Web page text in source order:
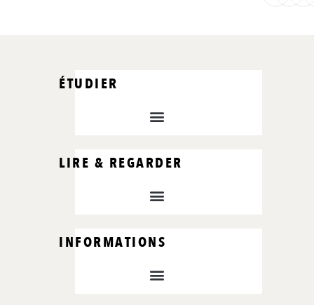
ÉTUDIER
LIRE & REGARDER
INFORMATIONS